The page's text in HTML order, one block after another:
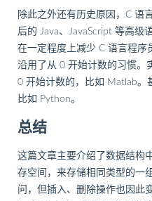
除此之外还有历史原因，C 语
后的 Java、JavaScript 等高级
在一定程度上减少 C 语言程序
沿用了从 0 开始计数的习惯。
0 开始计数的，比如 Matlab。
比如 Python。
总结
这篇文章主要介绍了数据结构
存空间，来存储相同类型的一
问，但插入、删除操作也因此